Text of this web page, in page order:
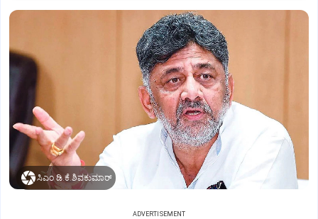
ಸಿಎಂ ಡಿ.ಕೆ.ಶಿವಕುಮಾರ್
ADVERTISEMENT